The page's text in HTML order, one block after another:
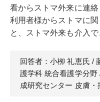
看からストマ外来に連絡
利用者様からストマに
と、ストマ外来も介入
回答者：小栁 礼恵氏 /
護学科 統合看護学分野
成研究センター 皮膚